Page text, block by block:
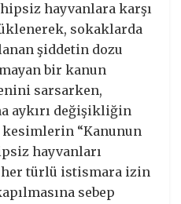
hayvanlara karşı
sokaklarda
şiddetin dozu
bir kanun
sarsarken,
aykırı değişikliğin
“Kanunun
hayvanları
her türlü istismara izin
sebep